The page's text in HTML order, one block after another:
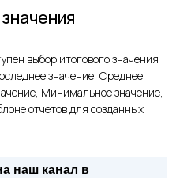
выбор итогового значения
значение, Среднее
Минимальное значение,
отчетов для созданных
наш канал в